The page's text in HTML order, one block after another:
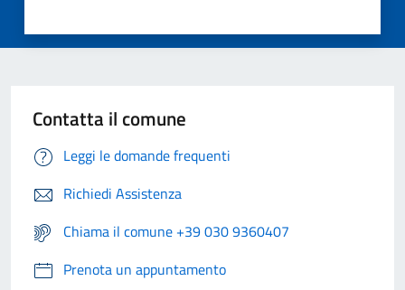
Contatta il comune
Leggi le domande frequenti
Richiedi Assistenza
Chiama il comune +39 030 9360407
Prenota un appuntamento